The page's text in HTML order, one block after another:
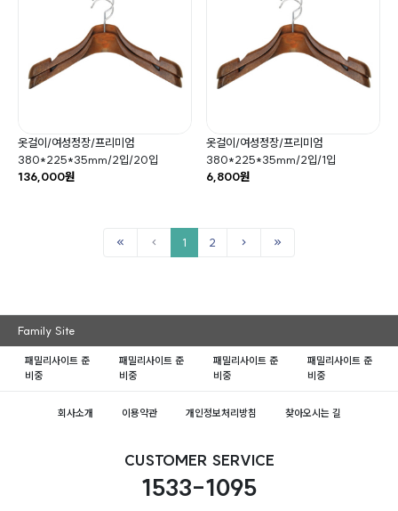
옷걸이/여성정장/프리미엄
380*225*35mm/2입/20입
136,000원
옷걸이/여성정장/프리미엄
380*225*35mm/2입/1입
6,800원
1 2
Family Site
패밀리사이트 준
비중
패밀리사이트 준
비중
패밀리사이트 준
비중
패밀리사이트 준
비중
회사소개 이용약관 개인정보처리방침 찾아오시는 길
CUSTOMER SERVICE
1533-1095